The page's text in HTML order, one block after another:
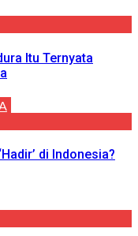
Itu Ternyata
di Indonesia?